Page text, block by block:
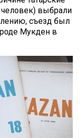
выбрали
съезд был
Мукден в